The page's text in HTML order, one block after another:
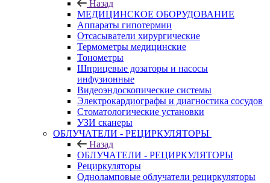
Назад
МЕДИЦИНСКОЕ ОБОРУДОВАНИЕ
Аппараты гипотермии
Отсасыватели хирургические
Термометры медицинские
Тонометры
Шприцевые дозаторы и насосы
инфузионные
Видеоэндоскопические системы
Электрокардиографы и диагностика сосудов
Стоматологические установки
УЗИ сканеры
ОБЛУЧАТЕЛИ - РЕЦИРКУЛЯТОРЫ
Назад
ОБЛУЧАТЕЛИ - РЕЦИРКУЛЯТОРЫ
Рециркуляторы
Одноламповые облучатели рециркуляторы